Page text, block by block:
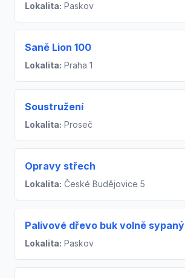
Lokalita: Paskov
Saně Lion 100
Lokalita: Praha 1
Soustružení
Lokalita: Proseč
Opravy střech
Lokalita: České Budějovice 5
Palivové dřevo buk volně sypaný
Lokalita: Paskov